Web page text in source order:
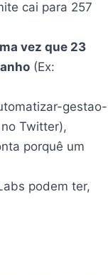
cai para 257
vez que 23
(Ex:
gestao-
Twitter),
porquê um
podem ter,